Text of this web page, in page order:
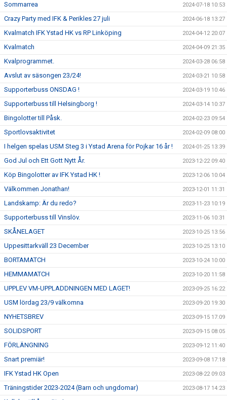
Sommarrea 2024-07-18 10:53
Crazy Party med IFK & Perikles 27 juli 2024-06-18 13:27
Kvalmatch IFK Ystad HK vs RP Linköping 2024-04-12 20:07
Kvalmatch 2024-04-09 21:35
Kvalprogrammet. 2024-03-28 06:58
Avslut av säsongen 23/24! 2024-03-21 10:58
Supporterbuss ONSDAG ! 2024-03-19 10:46
Supporterbuss till Helsingborg ! 2024-03-14 10:37
Bingolotter till Påsk. 2024-02-23 09:54
Sportlovsaktivitet 2024-02-09 08:00
I helgen spelas USM Steg 3 i Ystad Arena för Pojkar 16 år ! 2024-01-25 13:39
God Jul och Ett Gott Nytt År. 2023-12-22 09:40
Köp Bingolotter av IFK Ystad HK ! 2023-12-06 10:04
Välkommen Jonathan! 2023-12-01 11:31
Landskamp: Är du redo? 2023-11-23 10:19
Supporterbuss till Vinslöv. 2023-11-06 10:31
SKÅNELAGET 2023-10-25 13:56
Uppesittarkväll 23 December 2023-10-25 13:10
BORTAMATCH 2023-10-24 10:00
HEMMAMATCH 2023-10-20 11:58
UPPLEV VM-UPPLADDNINGEN MED LAGET! 2023-09-25 16:22
USM lördag 23/9 välkomna 2023-09-20 19:30
NYHETSBREV 2023-09-15 17:09
SOLIDSPORT 2023-09-15 08:05
FÖRLÄNGNING 2023-09-12 11:40
Snart premiär! 2023-09-08 17:18
IFK Ystad HK Open 2023-08-22 09:03
Träningstider 2023-2024 (Barn och ungdomar) 2023-08-17 14:23